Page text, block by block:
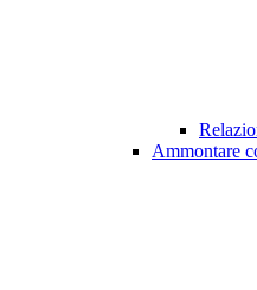
Ammontare